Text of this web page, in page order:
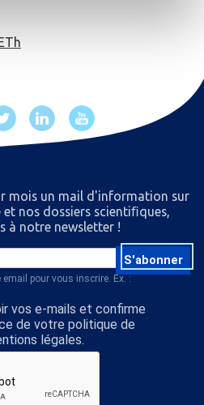
mois un mail d'information sur
nos dossiers scientiﬁques,
à notre newsletter !
S'abonner
pour vous inscrire. Ex. :
vos e-mails et confirme
de votre politique de
légales.